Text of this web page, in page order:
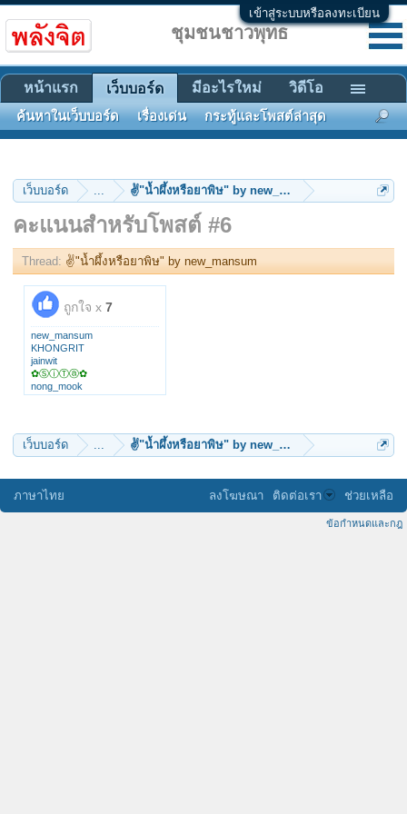
เข้าสู่ระบบหรือลงทะเบียน
เว็บบอร์ด ... ✌"น้ำผึ้งหรือยาพิษ" by new_mansum
คะแนนสำหรับโพสต์ #6
Thread: ✌"น้ำผึ้งหรือยาพิษ" by new_mansum
ถูกใจ x 7
new_mansum
KHONGRIT
jainwit
✿ⓈⓘⓉⓐ✿
nong_mook
sam_sbcc
เว็บบอร์ด ... ✌"น้ำผึ้งหรือยาพิษ" by new_mansum
ชุมชนชาวพุทธ
หน้าแรก เว็บบอร์ด
ค้นหาในเว็บบอร์ด เรื่องเด่น กระทู้และโพสต์ล่าสุด
มีอะไรใหม่ วิดีโอ
ภาษาไทย ลงโฆษณา ติดต่อเรา ช่วยเหลือ
ข้อกำหนดและกฎ